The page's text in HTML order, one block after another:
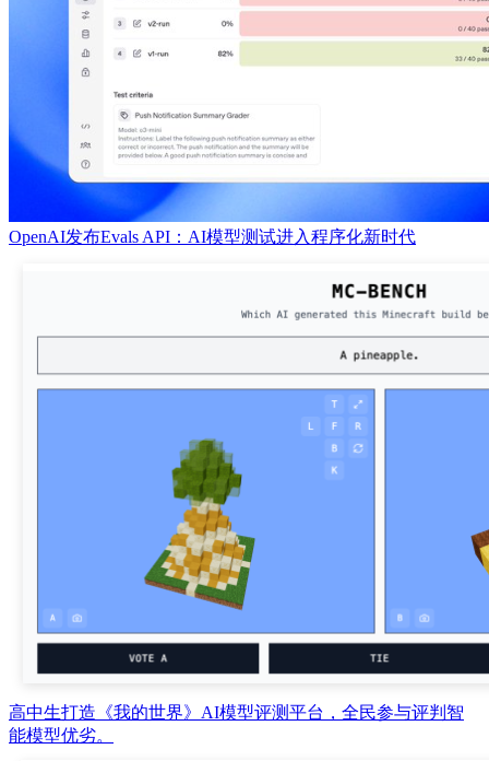
OpenAI发布Evals API：AI模型测试进入程序化新时代
高中生打造《我的世界》AI模型评测平台，全民参与评判智
能模型优劣。